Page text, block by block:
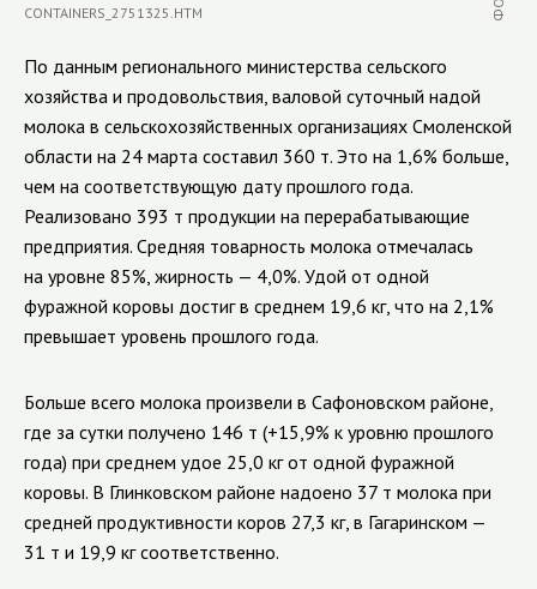
По данным регионального министерства сельского
хозяйства и продовольствия, валовой суточный надой
молока в сельскохозяйственных организациях Смоленской
области на 24 марта составил 360 т. Это на 1,6% больше,
чем на соответствующую дату прошлого года.
Реализовано 393 т продукции на перерабатывающие
предприятия. Средняя товарность молока отмечалась
на уровне 85%, жирность — 4,0%. Удой от одной
фуражной коровы достиг в среднем 19,6 кг, что на 2,1%
превышает уровень прошлого года.
Больше всего молока произвели в Сафоновском районе,
где за сутки получено 146 т (+15,9% к уровню прошлого
года) при среднем удое 25,0 кг от одной фуражной
коровы. В Глинковском районе надоено 37 т молока при
средней продуктивности коров 27,3 кг, в Гагаринском —
31 т и 19,9 кг соответственно.